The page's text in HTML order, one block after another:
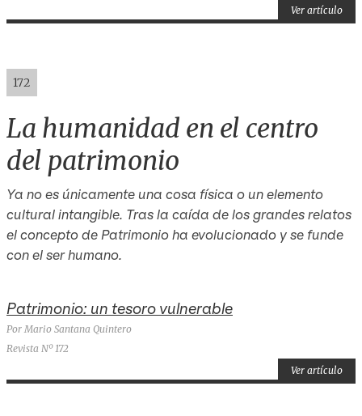
Ver artículo
172
La humanidad en el centro
del patrimonio
Ya no es únicamente una cosa física o un elemento
cultural intangible. Tras la caída de los grandes relatos
el concepto de Patrimonio ha evolucionado y se funde
con el ser humano.
Patrimonio: un tesoro vulnerable
Por Mario Santana Quintero
Revista Nº 172
Ver artículo